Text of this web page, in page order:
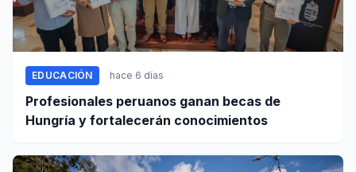
EDUCACIÓN hace 6 días
Profesionales peruanos ganan becas de
Hungría y fortalecerán conocimientos